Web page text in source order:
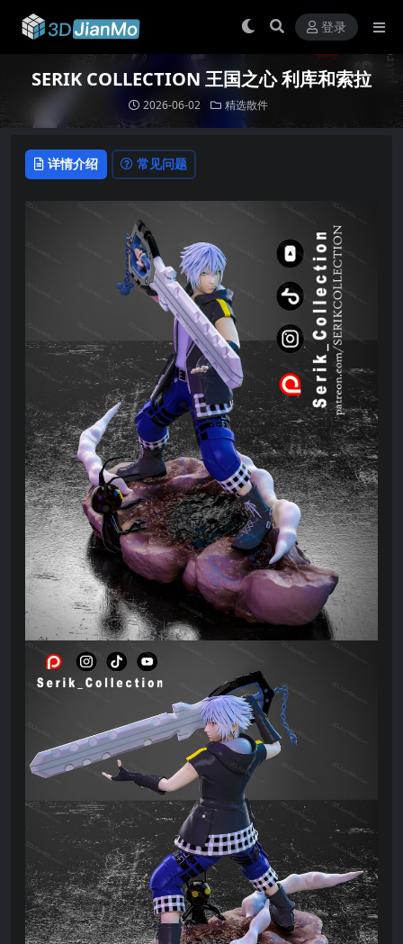
登录
SERIK COLLECTION 王国之心 利库和索拉
2026-06-02 精选散件
详情介绍 常见问题